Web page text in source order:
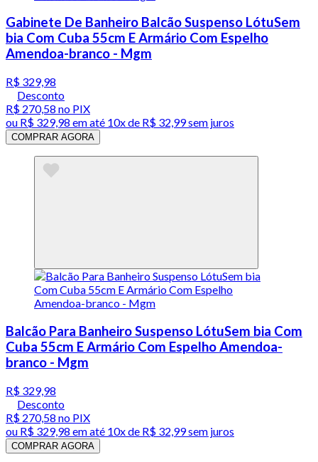
Gabinete De Banheiro Balcão Suspenso LótuSem
bia Com Cuba 55cm E Armário Com Espelho
Amendoa-branco - Mgm
R$ 329,98
Desconto
R$ 270,58 no PIX
ou R$ 329,98 em até 10x de R$ 32,99 sem juros
COMPRAR AGORA
Balcão Para Banheiro Suspenso LótuSem bia Com
Cuba 55cm E Armário Com Espelho Amendoa-
branco - Mgm
R$ 329,98
Desconto
R$ 270,58 no PIX
ou R$ 329,98 em até 10x de R$ 32,99 sem juros
COMPRAR AGORA